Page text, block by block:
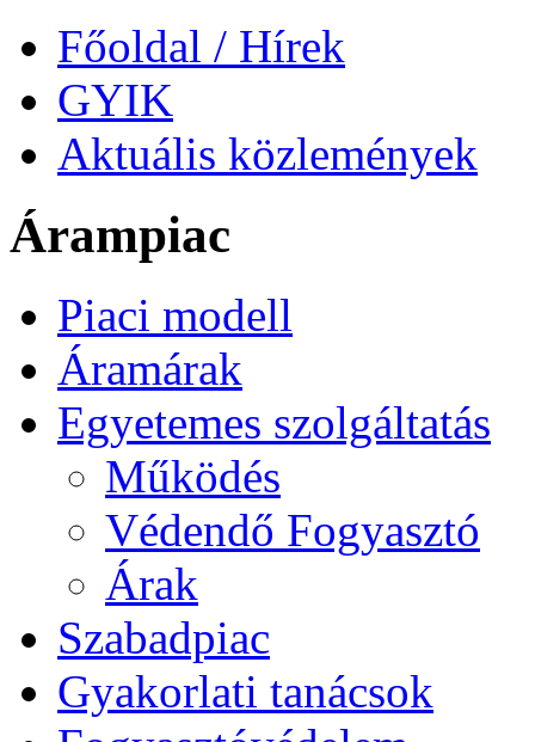
Főoldal / Hírek
GYIK
Aktuális közlemények
Árampiac
Piaci modell
Áramárak
Egyetemes szolgáltatás
Működés
Védendő Fogyasztó
Árak
Szabadpiac
Gyakorlati tanácsok